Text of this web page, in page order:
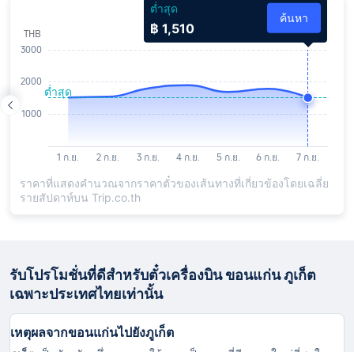
ต่ำสุด
฿ 1,510
ค้นหา
ราคาที่แสดงคำนวณจากราคาตั๋วของเส้นทางที่เกี่ยวข้องโดยเฉลี่ย
รายสัปดาห์บน Trip.co.th
รับโปรโมชั่นที่ดีสำหรับตั๋วเครื่องบิน ขอนแก่น ภูเก็ต
เฉพาะประเทศไทยเท่านั้น
เหตุผลจากขอนแก่นไปยังภูเก็ต